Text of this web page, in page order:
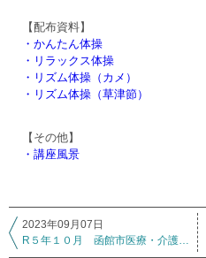
【配布資料】
・かんたん体操
・リラックス体操
・リズム体操（カメ）
・リズム体操（草津節）
【その他】
・講座風景
2023年09月07日
R５年１０月 函館市医療・介護連携推進協議会 各部会開催のお知らせ